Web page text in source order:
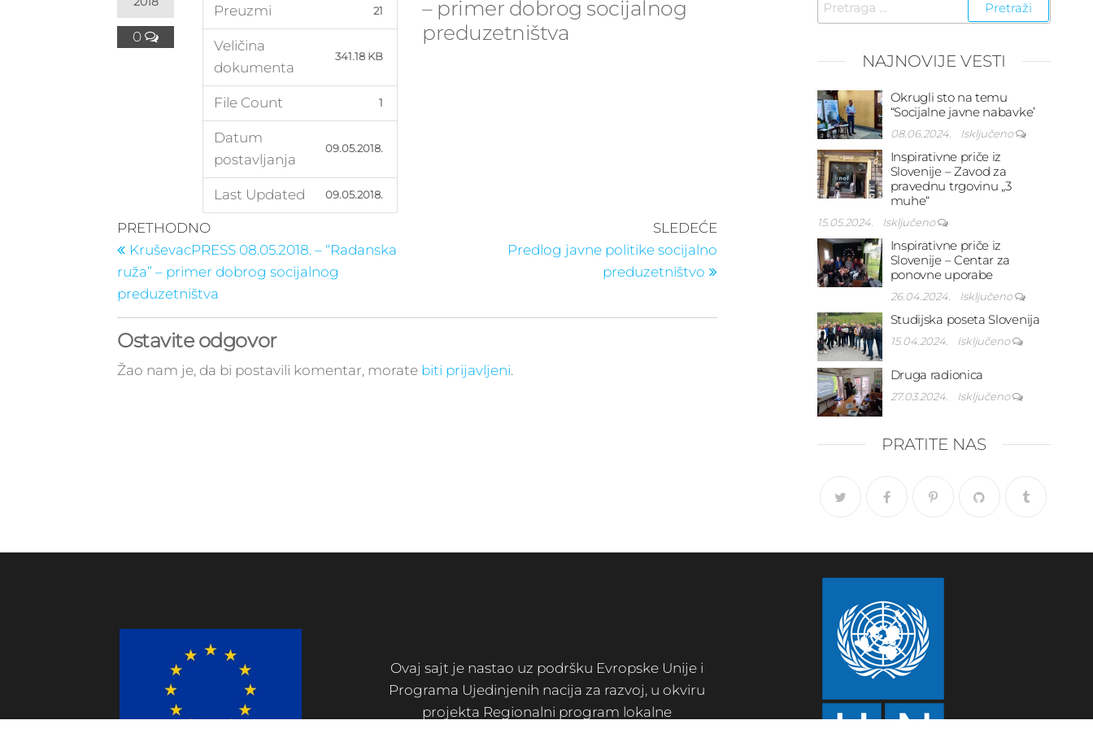
0
Preuzmi 21
Veličina
dokumenta
341.18 KB
File Count 1
Datum
postavljanja
09.05.2018.
Last Updated 09.05.2018.
– primer dobrog socijalnog
preduzetništva
Kretanje
članka
Prethodni
post
PRETHODNO
KruševacPRESS 08.05.2018. – “Radanska
ruža” – primer dobrog socijalnog
preduzetništva
SLEDEĆE
Predlog javne politike socijalno
preduzetništvo
Ostavite odgovor
Žao nam je, da bi postavili komentar, morate biti prijavljeni.
za:
NAJNOVIJE VESTI
Okrugli sto na temu
“Socijalne javne nabavke’
08.06.2024. Isključeno
Inspirativne priče iz
Slovenije – Zavod za
pravednu trgovinu „3
muhe“
15.05.2024. Isključeno
Inspirativne priče iz
Slovenije – Centar za
ponovne uporabe
26.04.2024. Isključeno
Studijska poseta Slovenija
15.04.2024. Isključeno
Druga radionica
27.03.2024. Isključeno
PRATITE NAS
Ovaj sajt je nastao uz podršku Evropske Unije i
Programa Ujedinjenih nacija za razvoj, u okviru
projekta Regionalni program lokalne